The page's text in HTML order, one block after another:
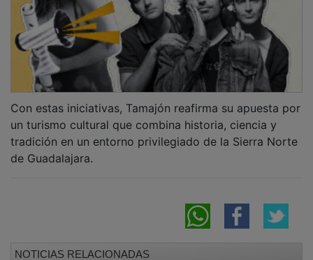
un turismo cultural que combina historia, ciencia y
tradición en un entorno privilegiado de la Sierra Norte
de Guadalajara.